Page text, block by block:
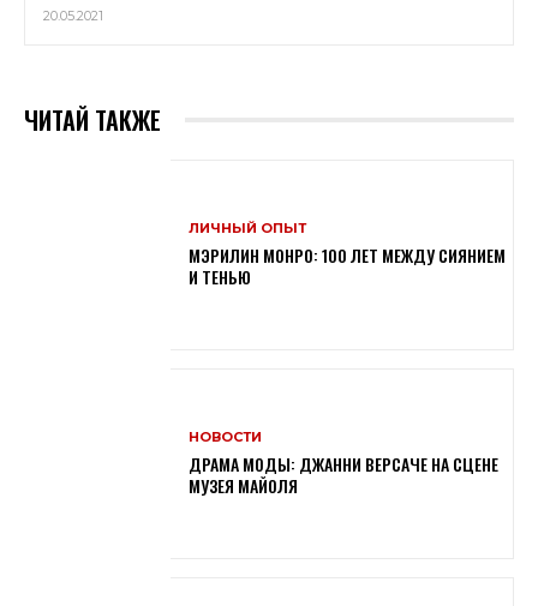
20.05.2021
ЧИТАЙ ТАКЖЕ
ЛИЧНЫЙ ОПЫТ
МЭРИЛИН МОНРО: 100 ЛЕТ МЕЖДУ СИЯНИЕМ
И ТЕНЬЮ
НОВОСТИ
ДРАМА МОДЫ: ДЖАННИ ВЕРСАЧЕ НА СЦЕНЕ
МУЗЕЯ МАЙОЛЯ